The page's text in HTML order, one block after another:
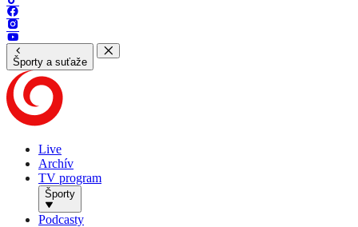
Športy a suťaže
Live
Archív
TV program
Športy
Podcasty